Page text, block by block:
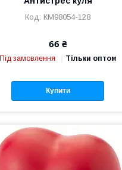
КМ98054-128
66 ₴
Під замовлення Тільки оптом
Купити